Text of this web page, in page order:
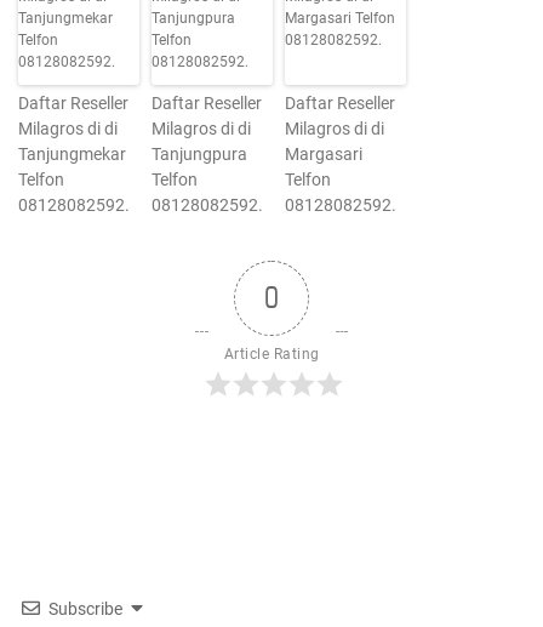
Daftar Reseller
Milagros di di
Tanjungmekar
Telfon
08128082592.
Daftar Reseller
Milagros di di
Tanjungpura
Telfon
08128082592.
Daftar Reseller
Milagros di di
Margasari
Telfon
08128082592.
0
Article Rating
Subscribe